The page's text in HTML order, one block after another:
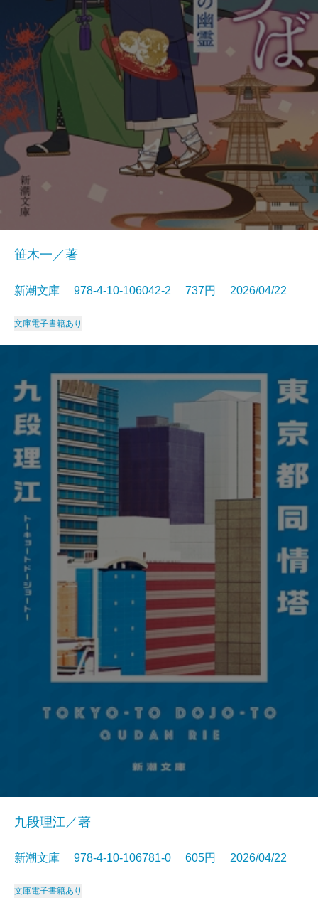
笹木一／著
新潮文庫 978-4-10-106042-2 737円 2026/04/22
文庫電子書籍あり
九段理江／著
新潮文庫 978-4-10-106781-0 605円 2026/04/22
文庫電子書籍あり